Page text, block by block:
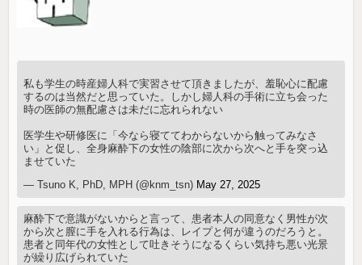
私も学生の時産婦人科で実習させて頂きましたが、羞恥心に配慮
するのは当然だと思っていた。しかし婦人科の手術に立ち会った
時の医師の無配慮さは未だに忘れられない
医学生や研修医に「今なら寝ててわからないから触ってみなさ
い」と促し、全身麻酔下の女性の陰部に次から次へと手を突っ込
ませていた
— Tsuno K, PhD, MPH (@knm_tsn) May 27, 2025
麻酔下で意識がないからと言って、患者本人の同意なく男性が次
から次と膣に手を入れる行為は、レイプと何が違うのだろうと。
患者と同年代の女性として吐きそうになるくらい気持ち悪い光景
が繰り広げられていた